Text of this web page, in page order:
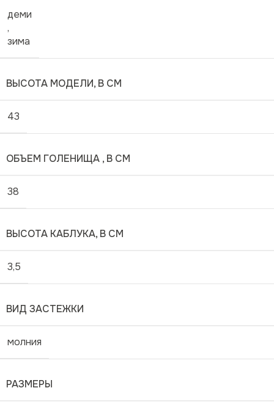
деми
,
зима
ВЫСОТА МОДЕЛИ, В СМ
43
ОБЪЕМ ГОЛЕНИЩА , В СМ
38
ВЫСОТА КАБЛУКА, В СМ
3,5
ВИД ЗАСТЕЖКИ
молния
РАЗМЕРЫ